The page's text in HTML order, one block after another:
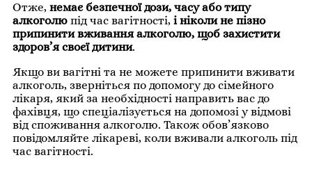
Отже, немає безпечної дози, часу або типу
алкоголю під час вагітності, і ніколи не пізно
припинити вживання алкоголю, щоб захистити
здоров’я своєї дитини.
Якщо ви вагітні та не можете припинити вживати
алкоголь, зверніться по допомогу до сімейного
лікаря, який за необхідності направить вас до
фахівця, що спеціалізується на допомозі у відмові
від споживання алкоголю. Також обов’язково
повідомляйте лікареві, коли вживали алкоголь під
час вагітності.